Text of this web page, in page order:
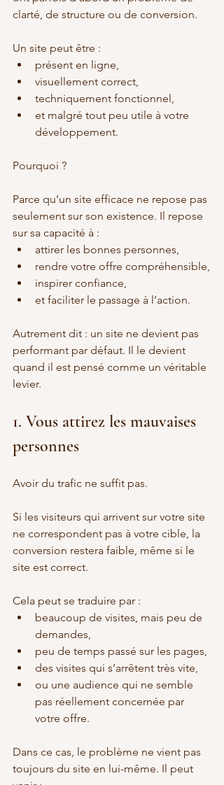
clarté, de structure ou de conversion.
Un site peut être :
présent en ligne,
visuellement correct,
techniquement fonctionnel,
et malgré tout peu utile à votre
développement.
Pourquoi ?
Parce qu’un site efficace ne repose pas
seulement sur son existence. Il repose
sur sa capacité à :
attirer les bonnes personnes,
rendre votre offre compréhensible,
inspirer confiance,
et faciliter le passage à l’action.
Autrement dit : un site ne devient pas
performant par défaut. Il le devient
quand il est pensé comme un véritable
levier.
1. Vous attirez les mauvaises
personnes
Avoir du trafic ne suffit pas.
Si les visiteurs qui arrivent sur votre site
ne correspondent pas à votre cible, la
conversion restera faible, même si le
site est correct.
Cela peut se traduire par :
beaucoup de visites, mais peu de
demandes,
peu de temps passé sur les pages,
des visites qui s’arrêtent très vite,
ou une audience qui ne semble
pas réellement concernée par
votre offre.
Dans ce cas, le problème ne vient pas
toujours du site en lui-même. Il peut